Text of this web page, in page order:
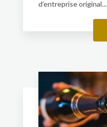
d’entreprise original...